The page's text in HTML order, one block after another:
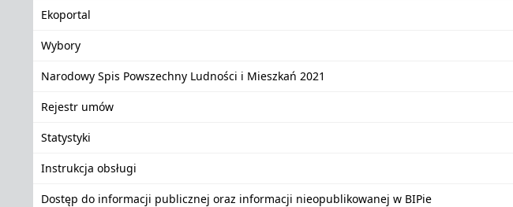
Ekoportal
Wybory
Narodowy Spis Powszechny Ludności i Mieszkań 2021
Rejestr umów
Statystyki
Instrukcja obsługi
Dostęp do informacji publicznej oraz informacji nieopublikowanej w BIPie